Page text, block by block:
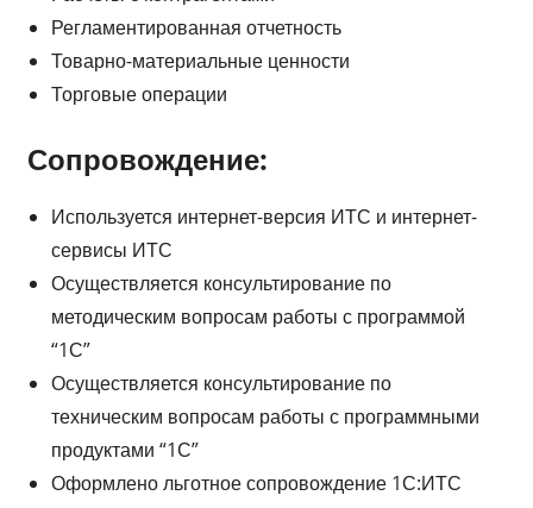
Регламентированная отчетность
Товарно-материальные ценности
Торговые операции
Сопровождение:
Используется интернет-версия ИТС и интернет-
сервисы ИТС
Осуществляется консультирование по
методическим вопросам работы с программой
“1С”
Осуществляется консультирование по
техническим вопросам работы с программными
продуктами “1С”
Оформлено льготное сопровождение 1С:ИТС